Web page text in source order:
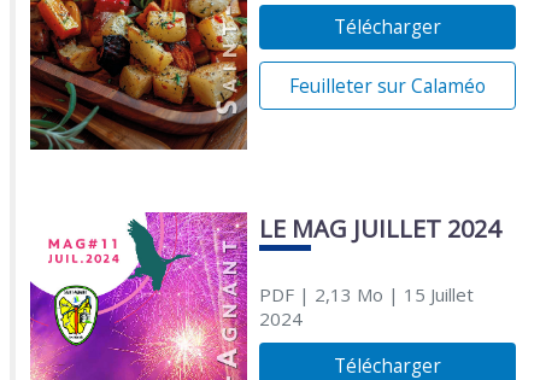
Télécharger
Feuilleter sur Calaméo
LE MAG JUILLET 2024
PDF| 2,13 Mo | 15 Juillet
2024
Télécharger